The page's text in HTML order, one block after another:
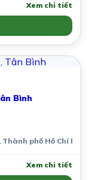
Xem chi tiết
Bình
phố Hồ Chí Minh,
Xem chi tiết